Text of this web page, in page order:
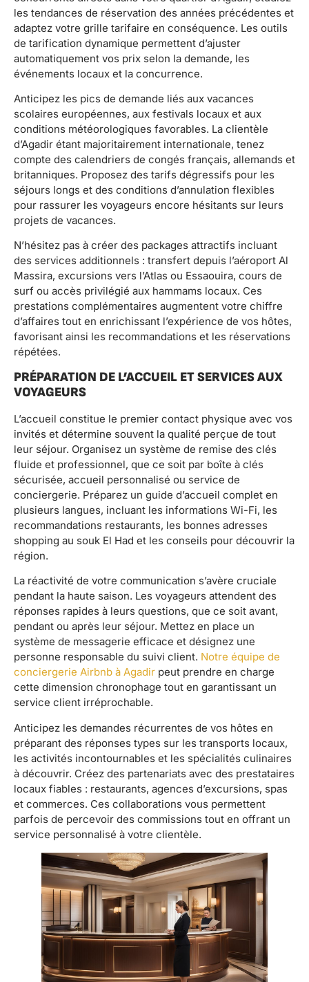
les tendances de réservation des années précédentes et
adaptez votre grille tarifaire en conséquence. Les outils
de tarification dynamique permettent d’ajuster
automatiquement vos prix selon la demande, les
événements locaux et la concurrence.
Anticipez les pics de demande liés aux vacances
scolaires européennes, aux festivals locaux et aux
conditions météorologiques favorables. La clientèle
d’Agadir étant majoritairement internationale, tenez
compte des calendriers de congés français, allemands et
britanniques. Proposez des tarifs dégressifs pour les
séjours longs et des conditions d’annulation flexibles
pour rassurer les voyageurs encore hésitants sur leurs
projets de vacances.
N’hésitez pas à créer des packages attractifs incluant
des services additionnels : transfert depuis l’aéroport Al
Massira, excursions vers l’Atlas ou Essaouira, cours de
surf ou accès privilégié aux hammams locaux. Ces
prestations complémentaires augmentent votre chiffre
d’affaires tout en enrichissant l’expérience de vos hôtes,
favorisant ainsi les recommandations et les réservations
répétées.
PRÉPARATION DE L’ACCUEIL ET SERVICES AUX
VOYAGEURS
L’accueil constitue le premier contact physique avec vos
invités et détermine souvent la qualité perçue de tout
leur séjour. Organisez un système de remise des clés
fluide et professionnel, que ce soit par boîte à clés
sécurisée, accueil personnalisé ou service de
conciergerie. Préparez un guide d’accueil complet en
plusieurs langues, incluant les informations Wi-Fi, les
recommandations restaurants, les bonnes adresses
shopping au souk El Had et les conseils pour découvrir la
région.
La réactivité de votre communication s’avère cruciale
pendant la haute saison. Les voyageurs attendent des
réponses rapides à leurs questions, que ce soit avant,
pendant ou après leur séjour. Mettez en place un
système de messagerie efficace et désignez une
personne responsable du suivi client. Notre équipe de
conciergerie Airbnb à Agadir peut prendre en charge
cette dimension chronophage tout en garantissant un
service client irréprochable.
Anticipez les demandes récurrentes de vos hôtes en
préparant des réponses types sur les transports locaux,
les activités incontournables et les spécialités culinaires
à découvrir. Créez des partenariats avec des prestataires
locaux fiables : restaurants, agences d’excursions, spas
et commerces. Ces collaborations vous permettent
parfois de percevoir des commissions tout en offrant un
service personnalisé à votre clientèle.